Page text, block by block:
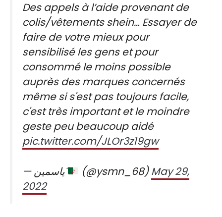
Des appels à l’aide provenant de
colis/vêtements shein… Essayer de
faire de votre mieux pour
sensibilisé les gens et pour
consommé le moins possible
auprès des marques concernés
même si s'est pas toujours facile,
c'est très important et le moindre
geste peu beaucoup aidé
pic.twitter.com/JLOr3z19gw
— ياسمين´ (@ysmn_68)May 29,
2022